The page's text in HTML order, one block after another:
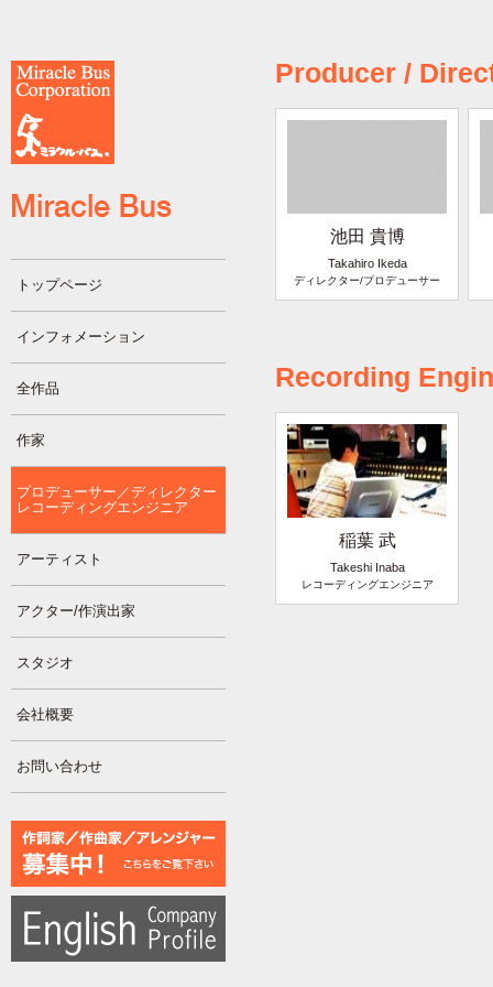
トップページ
インフォメーション
全作品
作家
プロデューサー／ディレクター
レコーディングエンジニア
アーティスト
アクター/作演出家
スタジオ
会社概要
お問い合わせ
Producer /
池田 貴博
Takahiro Ikeda
ディレクター/プロデューサー
Recording
稲葉 武
Takeshi Inaba
レコーディングエンジニア